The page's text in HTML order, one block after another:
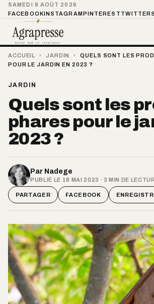
SAMEDI 8 AOÛT 2026
FACEBOOKINSTAGRAMPINTEREST TWITTER
ACCUEIL › JARDIN ›
QUELS SONT LES
POUR LE JARDIN EN 2023 ?
JARDIN
Quels sont les
phares pour le
2023 ?
Par Nadege
PUBLIÉ LE 18 MAI 2023 · 3 MIN DE
PARTAGER FACEBOOK